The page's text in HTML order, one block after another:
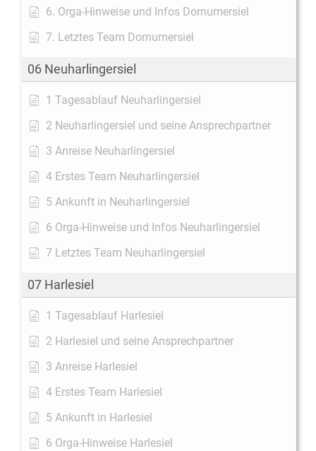
6. Orga-Hinweise und Infos Dornumersiel
7. Letztes Team Dornumersiel
06 Neuharlingersiel
1 Tagesablauf Neuharlingersiel
2 Neuharlingersiel und seine Ansprechpartner
3 Anreise Neuharlingersiel
4 Erstes Team Neuharlingersiel
5 Ankunft in Neuharlingersiel
6 Orga-Hinweise und Infos Neuharlingersiel
7 Letztes Team Neuharlingersiel
07 Harlesiel
1 Tagesablauf Harlesiel
2 Harlesiel und seine Ansprechpartner
3 Anreise Harlesiel
4 Erstes Team Harlesiel
5 Ankunft in Harlesiel
6 Orga-Hinweise Harlesiel